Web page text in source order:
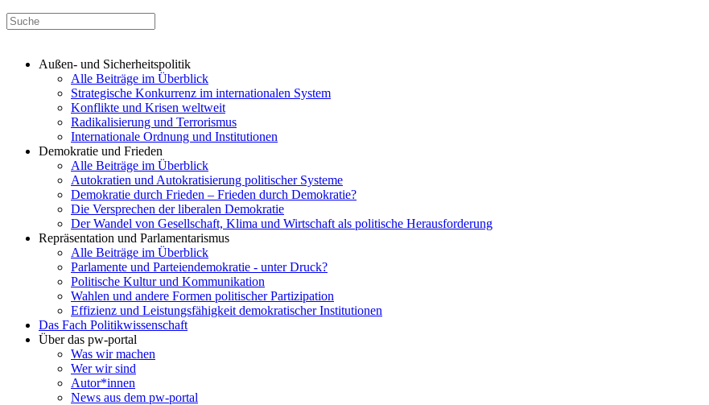
Außen- und Sicherheitspolitik
Alle Beiträge im Überblick
Strategische Konkurrenz im internationalen System
Konflikte und Krisen weltweit
Radikalisierung und Terrorismus
Internationale Ordnung und Institutionen
Demokratie und Frieden
Alle Beiträge im Überblick
Autokratien und Autokratisierung politischer Systeme
Demokratie durch Frieden – Frieden durch Demokratie?
Die Versprechen der liberalen Demokratie
Der Wandel von Gesellschaft, Klima und Wirtschaft als politische Herausforderung
Repräsentation und Parlamentarismus
Alle Beiträge im Überblick
Parlamente und Parteiendemokratie - unter Druck?
Politische Kultur und Kommunikation
Wahlen und andere Formen politischer Partizipation
Effizienz und Leistungsfähigkeit demokratischer Institutionen
Das Fach Politikwissenschaft
Über das pw-portal
Was wir machen
Wer wir sind
Autor*innen
News aus dem pw-portal